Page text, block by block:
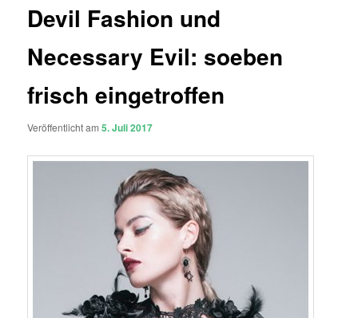
Devil Fashion und
Necessary Evil: soeben
frisch eingetroffen
Veröffentlicht am5. Juli 2017